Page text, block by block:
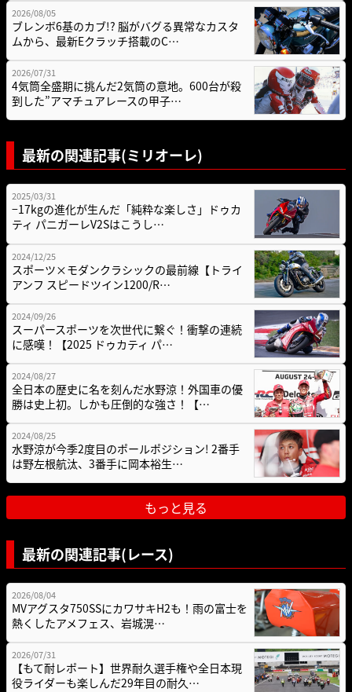
2026/08/05
ブレンボ6基のカブ!? 脳がバグる異常なカスタ
ムから、最新Eクラッチ搭載のC…
2026/07/31
4気筒全盛期に挑んだ2気筒の意地。600台が殺
到した”アマチュアレースの甲子…
最新の関連記事(ミリオーレ)
2025/03/31
−17kgの進化が生んだ「純粋な楽しさ」ドゥカ
ティ パニガーレV2Sはこうし…
2024/12/25
スポーツ×モダンクラシックの最前線【トライ
アンフ スピードツイン1200/R…
2024/09/26
スーパースポーツを次世代に繋ぐ！衝撃の連続
に感嘆！【2025 ドゥカティ パ…
2024/08/27
全日本の歴史に名を刻んだ水野涼！外国車の優
勝は史上初。しかも圧倒的な強さ！【…
2024/08/25
水野涼が今季2度目のポールポジション! 2番手
は野左根航汰、3番手に岡本裕生…
もっと見る
最新の関連記事(レース)
2026/08/04
MVアグスタ750SSにカワサキH2も！雨の富士を
熱くしたアメフェス、岩城滉…
2026/07/31
【もて耐レポート】世界耐久選手権や全日本現
役ライダーも楽しんだ29年目の耐久…